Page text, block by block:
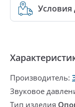
Условия
Производитель:
Звуковое
Тип изделия